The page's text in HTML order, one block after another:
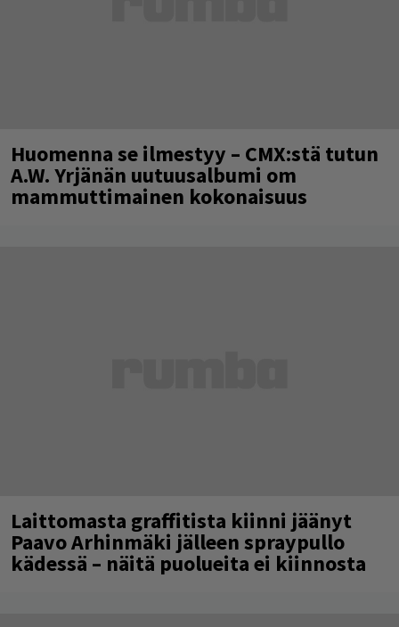
Huomenna se ilmestyy – CMX:stä tutun
A.W. Yrjänän uutuusalbumi om
mammuttimainen kokonaisuus
Laittomasta graffitista kiinni jäänyt
Paavo Arhinmäki jälleen spraypullo
kädessä – näitä puolueita ei kiinnosta